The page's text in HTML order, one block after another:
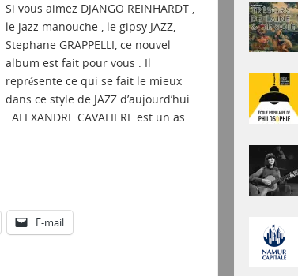
Si vous aimez DJANGO REINHARDT ,
le jazz manouche , le gipsy JAZZ,
Stephane GRAPPELLI, ce nouvel
album est fait pour vous . Il
représente ce qui se fait le mieux
dans ce style de JAZZ d’aujourd’hui
. ALEXANDRE CAVALIERE est un as
E-mail